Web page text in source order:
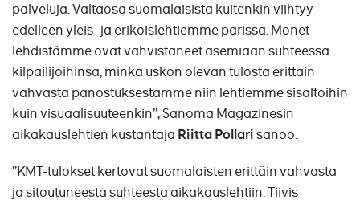
palveluja. Valtaosa suomalaisista kuitenkin viihtyy
edelleen yleis- ja erikoislehtiemme parissa. Monet
lehdistämme ovat vahvistaneet asemiaan suhteessa
kilpailijoihinsa, minkä uskon olevan tulosta erittäin
vahvasta panostuksestamme niin lehtiemme sisältöihin
kuin visuaalisuuteenkin”, Sanoma Magazinesin
aikakauslehtien kustantaja Riitta Pollarisanoo.
”KMT-tulokset kertovat suomalaisten erittäin vahvasta
ja sitoutuneesta suhteesta aikakauslehtiin. Tiivis